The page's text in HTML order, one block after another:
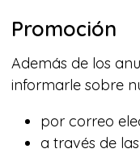
Promoción
Además de los
informarle sobre
por correo
a través de